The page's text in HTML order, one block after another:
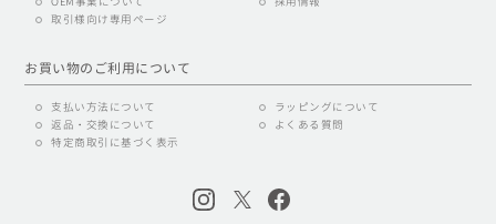
取引様向け専用ページ
お買い物のご利用について
支払い方法について
ラッピングについて
返品・交換について
よくある質問
特定商取引に基づく表示